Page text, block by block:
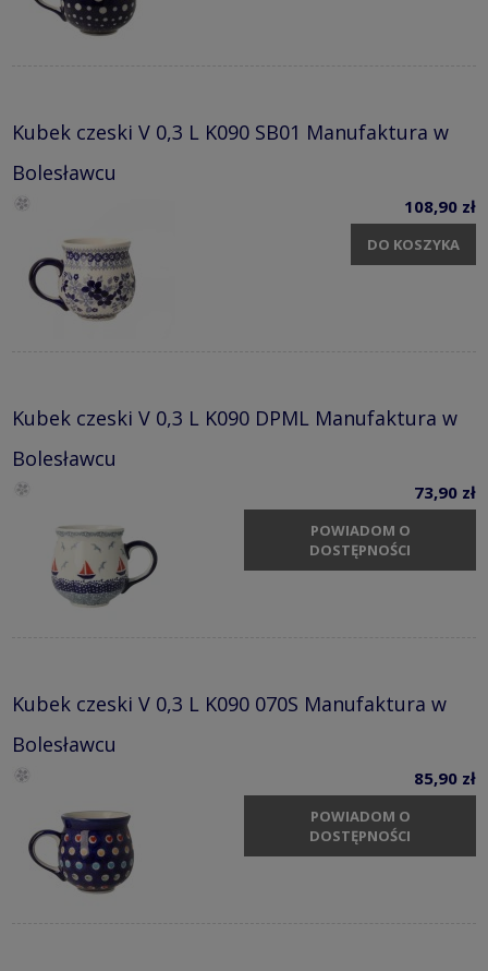
Kubek czeski V 0,3 L K090 SB01 Manufaktura w
Bolesławcu
108,90 zł
DO KOSZYKA
Kubek czeski V 0,3 L K090 DPML Manufaktura w
Bolesławcu
73,90 zł
POWIADOM O
DOSTĘPNOŚCI
Kubek czeski V 0,3 L K090 070S Manufaktura w
Bolesławcu
85,90 zł
POWIADOM O
DOSTĘPNOŚCI